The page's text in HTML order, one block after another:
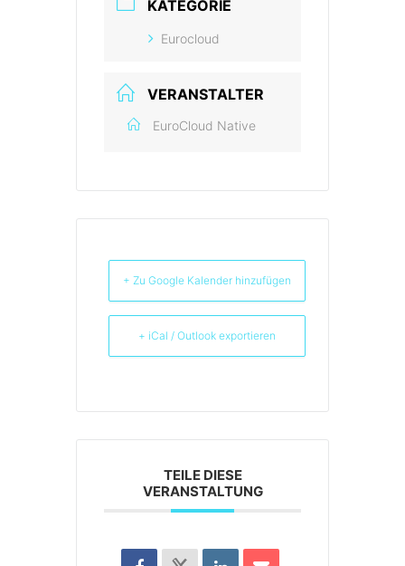
KATEGORIE
Eurocloud
VERANSTALTER
EuroCloud Native
+ Zu Google Kalender hinzufügen
+ iCal / Outlook exportieren
TEILE DIESE
VERANSTALTUNG